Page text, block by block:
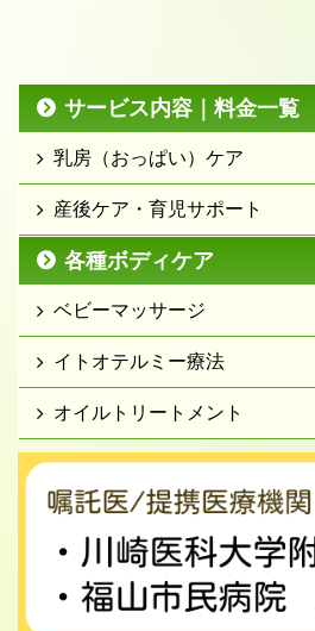
サービス内容｜料金一覧
乳房（おっぱい）ケア
産後ケア・育児サポート
各種ボディケア
ベビーマッサージ
イトオテルミー療法
オイルトリートメント